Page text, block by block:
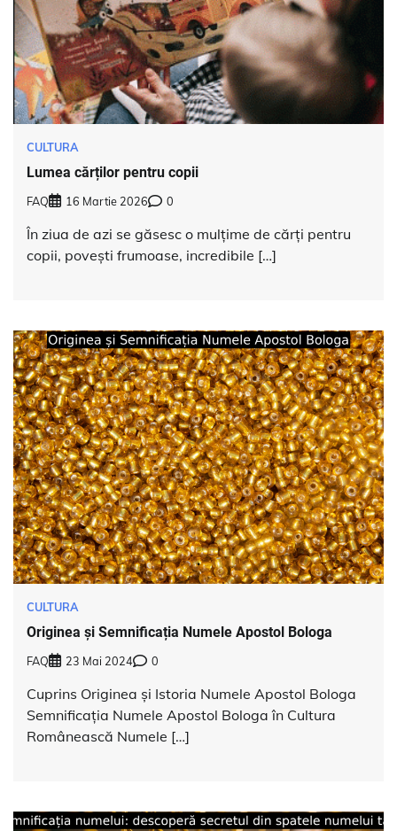
CULTURA
Lumea cărților pentru copii
FAQ 16 Martie 2026 0
În ziua de azi se găsesc o mulțime de cărți pentru
copii, povești frumoase, incredibile […]
CULTURA
Originea și Semnificația Numele Apostol Bologa
FAQ 23 Mai 2024 0
Cuprins Originea și Istoria Numele Apostol Bologa
Semnificația Numele Apostol Bologa în Cultura
Românească Numele […]